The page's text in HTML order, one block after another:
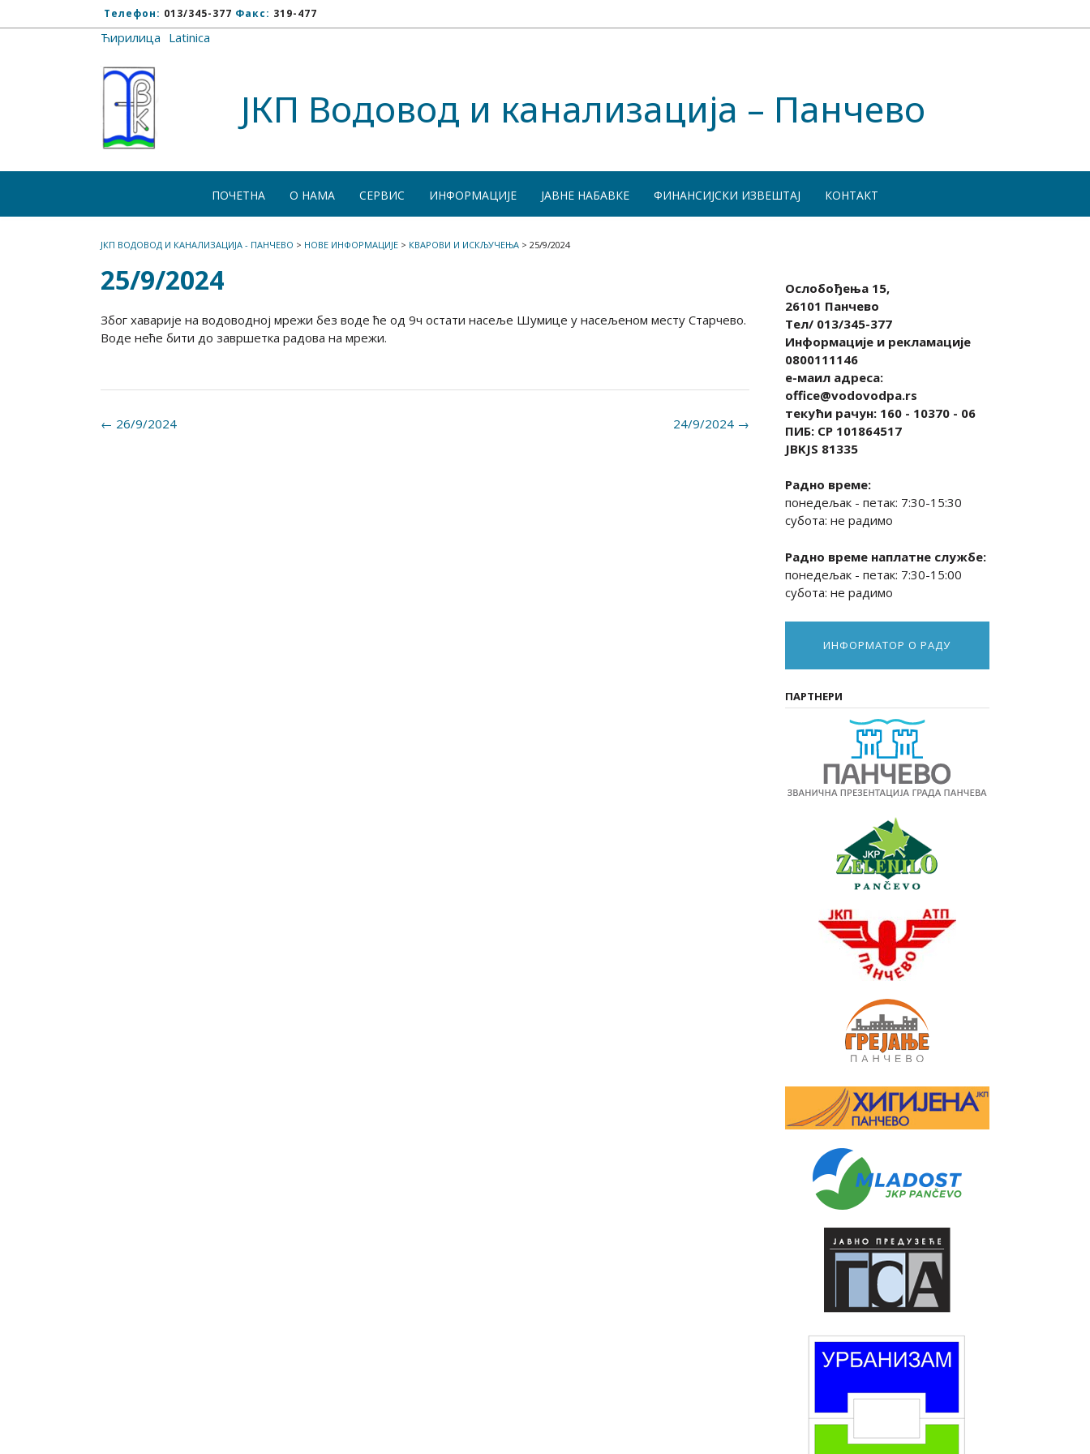
Телефон: 013/345-377 Факс: 319-477
Ћирилица Latinica
ЈКП Водовод и канализација – Панчево
ПОЧЕТНА О НАМА СЕРВИС ИНФОРМАЦИЈЕ ЈАВНЕ НАБАВКЕ ФИНАНСИЈСКИ ИЗВЕШТАЈ КОНТАКТ
ЈКП ВОДОВОД И КАНАЛИЗАЦИЈА - ПАНЧЕВО > НОВЕ ИНФОРМАЦИЈЕ > КВАРОВИ И ИСКЉУЧЕЊА > 25/9/2024
25/9/2024
Због хаварије на водоводној мрежи без воде ће од 9ч остати насеље Шумице у насељеном месту Старчево.
Воде неће бити до завршетка радова на мрежи.
Post 24/9/2024 →
← 26/9/2024
Ослобођења 15,
26101 Панчево
Тел/ 013/345-377
Информације и рекламације
0800111146
е-маил адреса:
office@vodovodpa.rs
текући рачун: 160 - 10370 - 06
ПИБ: СР 101864517
JBKJS 81335
Радно време:
понедељак - петак: 7:30-15:30
субота: не радимо
Радно време наплатне службе:
понедељак - петак: 7:30-15:00
субота: не радимо
ИНФОРМАТОР О РАДУ
ПАРТНЕРИ